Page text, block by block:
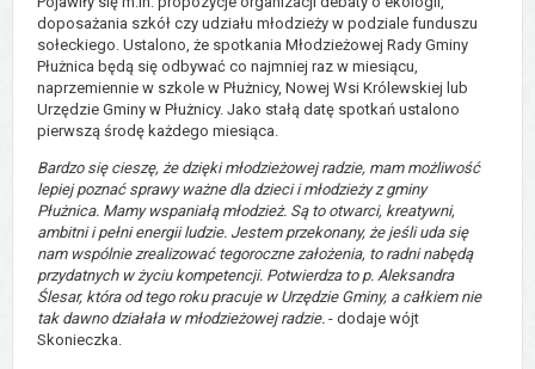
doposażania szkół czy udziału młodzieży w podziale funduszu
sołeckiego. Ustalono, że spotkania Młodzieżowej Rady Gminy
Płużnica będą się odbywać co najmniej raz w miesiącu,
naprzemiennie w szkole w Płużnicy, Nowej Wsi Królewskiej lub
Urzędzie Gminy w Płużnicy. Jako stałą datę spotkań ustalono
pierwszą środę każdego miesiąca.
Bardzo się cieszę, że dzięki młodzieżowej radzie, mam możliwość
lepiej poznać sprawy ważne dla dzieci i młodzieży z gminy
Płużnica. Mamy wspaniałą młodzież. Są to otwarci, kreatywni,
ambitni i pełni energii ludzie. Jestem przekonany, że jeśli uda się
nam wspólnie zrealizować tegoroczne założenia, to radni nabędą
przydatnych w życiu kompetencji. Potwierdza to p. Aleksandra
Ślesar, która od tego roku pracuje w Urzędzie Gminy, a całkiem nie
tak dawno działała w młodzieżowej radzie. - dodaje wójt
Skonieczka.